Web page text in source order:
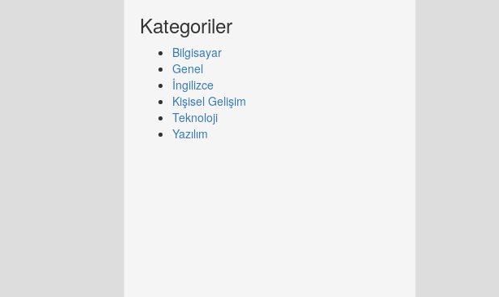
Kategoriler
Bilgisayar
Genel
İngilizce
Kişisel Gelişim
Teknoloji
Yazılım